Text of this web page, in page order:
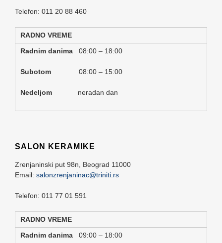
Telefon: 011 20 88 460
RADNO VREME
Radnim danima 08:00 – 18:00
Subotom 08:00 – 15:00
Nedeljom neradan dan
SALON KERAMIKE
Zrenjaninski put 98n, Beograd 11000
Email: salonzrenjaninac@triniti.rs
Telefon: 011 77 01 591
RADNO VREME
Radnim danima 09:00 – 18:00